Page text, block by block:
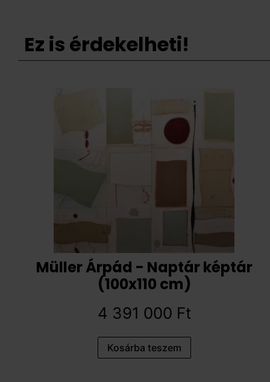
Ez is érdekelheti!
Müller Árpád - Naptár képtár
(100x110 cm)
4 391 000 Ft
Kosárba teszem